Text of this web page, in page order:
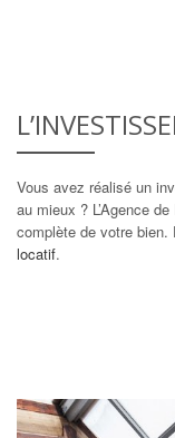
Vous avez réalisé un
au mieux ? L’Agence
complète de votre bien.
locatif.